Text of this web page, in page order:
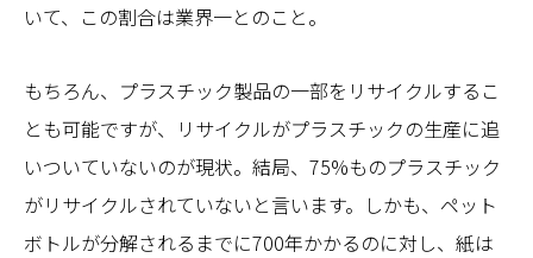
いて、この割合は業界一とのこと。
もちろん、プラスチック製品の一部をリサイクルするこ
とも可能ですが、リサイクルがプラスチックの生産に追
いついていないのが現状。結局、75%ものプラスチック
がリサイクルされていないと言います。しかも、ペット
ボトルが分解されるまでに700年かかるのに対し、紙は